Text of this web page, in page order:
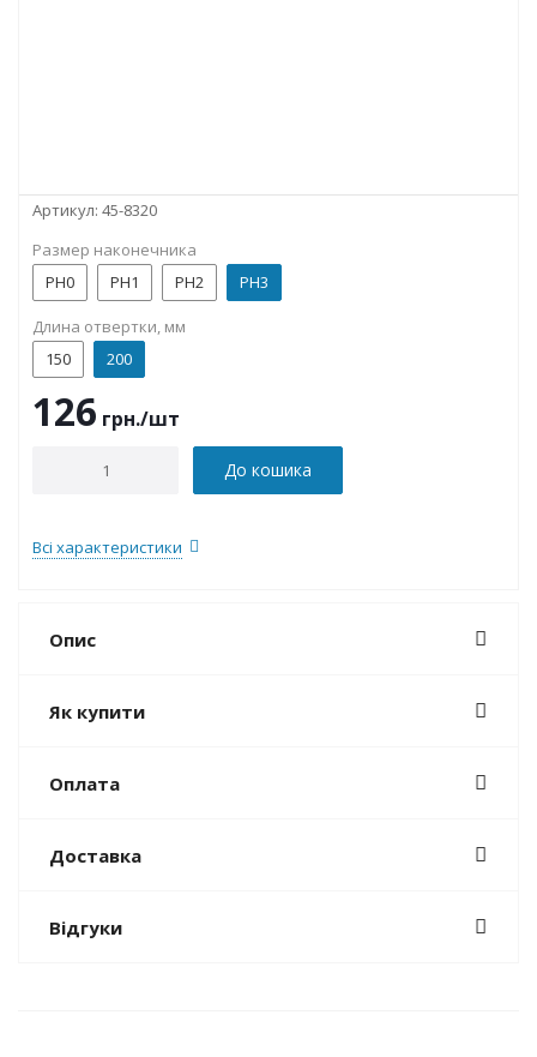
Артикул: 45-8320
Размер наконечника
PH0
PH1 PH2 PH3
Длина отвертки, мм
150
200
126 грн./шт
До кошика
Всі характеристики
Опис
Як купити
Оплата
Доставка
Відгуки